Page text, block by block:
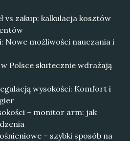
vs zakup: kalkulacja kosztów
Nowe możliwości nauczania i
w Polsce skutecznie wdrażają
wysokości: Komfort i
+ monitor arm: jak
– szybki sposób na